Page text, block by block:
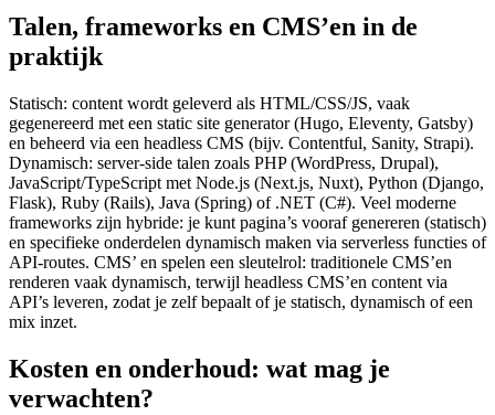
Talen, frameworks en CMS’en in de
praktijk
Statisch: content wordt geleverd als HTML/CSS/JS, vaak
gegenereerd met een static site generator (Hugo, Eleventy, Gatsby)
en beheerd via een headless CMS (bijv. Contentful, Sanity, Strapi).
Dynamisch: server-side talen zoals PHP (WordPress, Drupal),
JavaScript/TypeScript met Node.js (Next.js, Nuxt), Python (Django,
Flask), Ruby (Rails), Java (Spring) of .NET (C#). Veel moderne
frameworks zijn hybride: je kunt pagina’s vooraf genereren (statisch)
en specifieke onderdelen dynamisch maken via serverless functies of
API-routes. CMS’ en spelen een sleutelrol: traditionele CMS’en
renderen vaak dynamisch, terwijl headless CMS’en content via
API’s leveren, zodat je zelf bepaalt of je statisch, dynamisch of een
mix inzet.
Kosten en onderhoud: wat mag je
verwachten?